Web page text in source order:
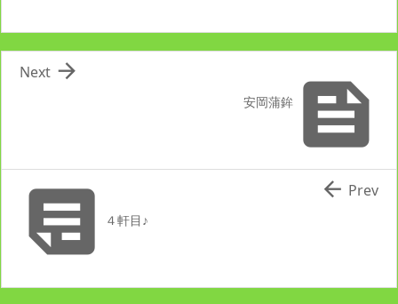

安岡蒲鉾

Next
 ４軒目♪
 Prev